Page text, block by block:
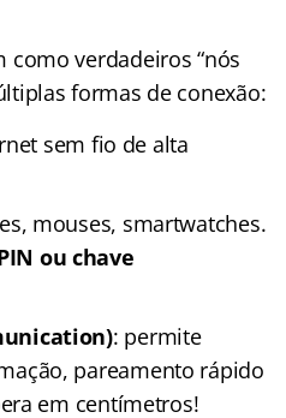
como verdadeiros “nós
formas de conexão:
sem fio de alta
mouses, smartwatches.
ou chave
: permite
pareamento rápido
em centímetros!